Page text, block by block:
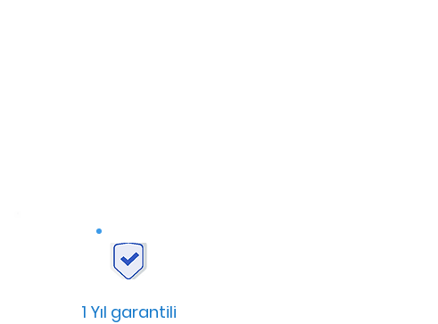
1 Yıl garantili